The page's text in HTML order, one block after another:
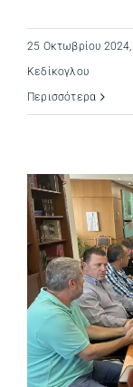
25 Οκτωβρίου
Κεδίκογλου
Περισσότερα